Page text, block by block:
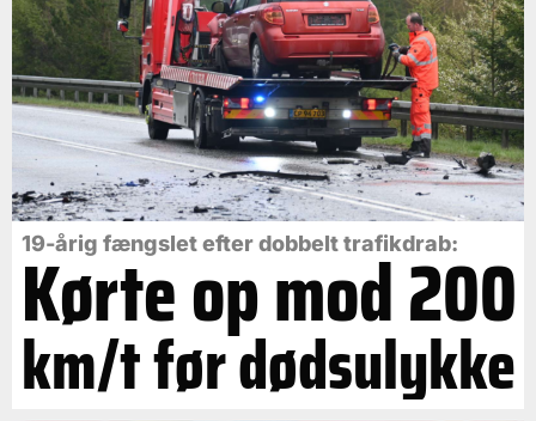
19-årig fængslet efter dobbelt trafikdrab:
Kørte op mod 200
km/t før dødsulykke